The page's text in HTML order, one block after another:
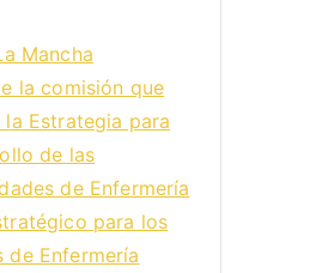
Mancha
la comisión que
Estrategia para
de las
de Enfermería
para los
de Enfermería